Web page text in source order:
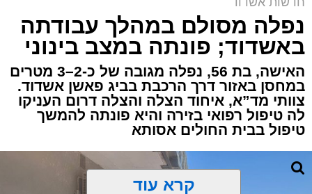
אירוע דרמטי הסתיים בנס רפואי באשדוד, לאחר
שגבר בן 56 התמוטט בביתו שבאחד הרחובות
ברובע י"א בעיר, כתוצאה מאירוע פתאומי שגרם
להפסקת פעילות ליבו.
למקום הוזעקו מיד צוותי רפואה ומתנדבים של
ארגון "איחוד הצלה". החובשים והפרמדיקים
שהגיעו לזירה הבחינו כי הגבר ללא דופק וללא
הכרה, ופתחו מיידית בפעולות החייאה מתקדמות,
הכוללות עיסויי לב ושימוש במפעם (דפיברילטור).
נפלה מסולם במהלך עבודתה
באשדוד; פונתה במצב בינוני
האישה, בת 56, נפלה מגובה של כ-2–3 מטרים
במחסן באזור דרך הרכבת בביג פאשן אשדוד.
צוותי מד”א, איחוד הצלה והצלה דרום העניקו
לה טיפול רפואי בזירה והיא פונתה להמשך
טיפול בבית החולים אסותא
קרא עוד